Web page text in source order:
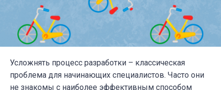
Усложнять процесс разработки – классическая
проблема для начинающих специалистов. Часто они
не знакомы с наиболее эффективным способом